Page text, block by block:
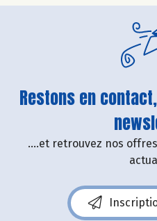
Restons en
....et retrouvez nos